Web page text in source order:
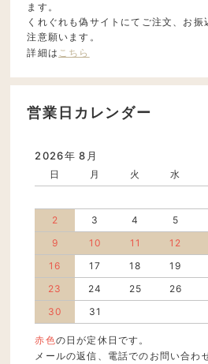
ます。
くれぐれも偽サイトにてご注文、お
注意願います。
詳細は こちら
営業日カレンダー
2026年 8月
日 月 火 水
2
3 4 5
9
10 11 12
16
17 18 19
23
24 25 26
30
31
赤色の日が定休日です。
メールの返信、電話でのお問い合わ